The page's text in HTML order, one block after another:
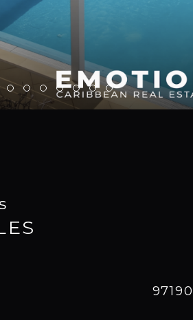
97190